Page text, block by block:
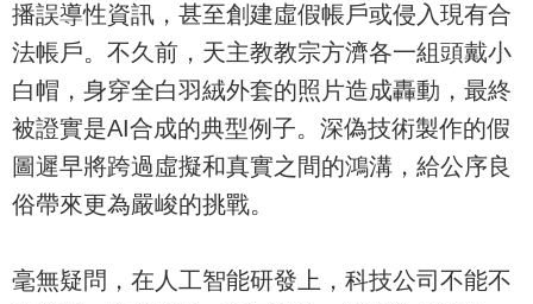
播誤導性資訊，甚至創建虛假帳戶或侵入現有合
法帳戶。不久前，天主教教宗方濟各一組頭戴小
白帽，身穿全白羽絨外套的照片造成轟動，最終
被證實是AI合成的典型例子。深偽技術製作的假
圖遲早將跨過虛擬和真實之間的鴻溝，給公序良
俗帶來更為嚴峻的挑戰。
毫無疑問，在人工智能研發上，科技公司不能不